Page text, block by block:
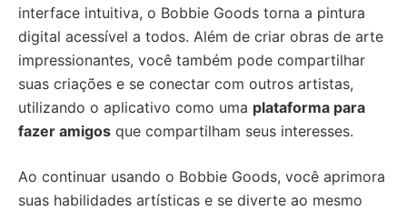
interface intuitiva, o Bobbie Goods torna a pintura
digital acessível a todos. Além de criar obras de arte
impressionantes, você também pode compartilhar
suas criações e se conectar com outros artistas,
utilizando o aplicativo como uma plataforma para
fazer amigos que compartilham seus interesses.
Ao continuar usando o Bobbie Goods, você aprimora
suas habilidades artísticas e se diverte ao mesmo